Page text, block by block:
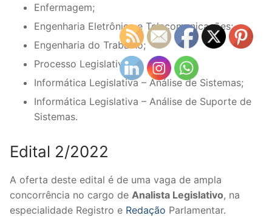
Enfermagem;
Engenharia Eletrônica e Telecomunicações;
Engenharia do Trabalho;
Processo Legislativo;
Informática Legislativa – Análise de Sistemas;
Informática Legislativa – Análise de Suporte de
Sistemas.
Edital 2/2022
A oferta deste edital é de uma vaga de ampla
concorrência no cargo de Analista Legislativo, na
especialidade Registro e Redação Parlamentar.